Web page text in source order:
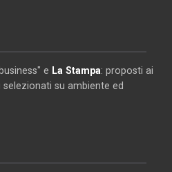
e La Stampa: proposti ai
su ambiente ed